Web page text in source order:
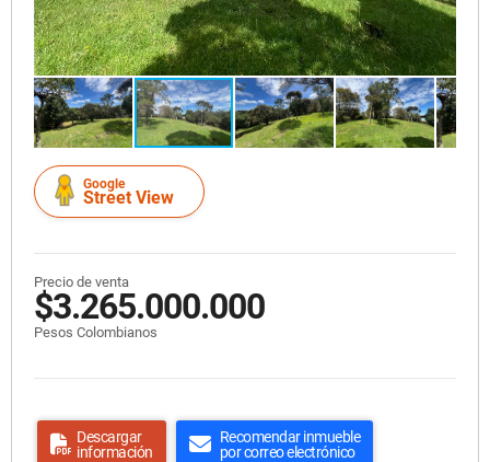
Google
Street View
Precio de venta
$3.265.000.000
Pesos Colombianos
Descargar
información
Recomendar inmueble
por correo electrónico